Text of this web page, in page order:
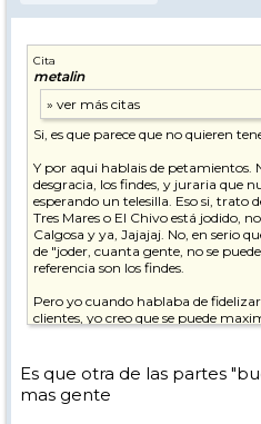
Cita
metalin
Si, es que parece que no quieren
Y por aqui hablais de petamientos.
desgracia, los findes, y juraria que
esperando un telesilla. Eso si, trato
Tres Mares o El Chivo está jodido,
Calgosa y ya, Jajajaj. No, en serio
de "joder, cuanta gente, no se
referencia son los findes.
Pero yo cuando hablaba de
clientes, yo creo que se puede
Es que otra de las partes
mas gente